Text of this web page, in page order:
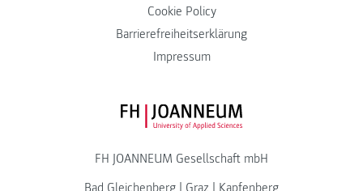
Cookie Policy
Barrierefreiheitserklärung
Impressum
FH JOANNEUM Logo
FH JOANNEUM Gesellschaft mbH
Bad Gleichenberg | Graz | Kapfenberg